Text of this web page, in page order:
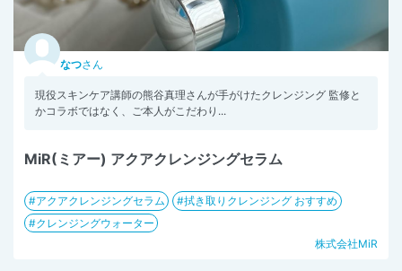
なつさん
現役スキンケア講師の熊谷真理さんが手がけたクレンジング 監修と
かコラボではなく、ご本人がこだわり...
MiR(ミアー) アクアクレンジングセラム
アクアクレンジングセラム
拭き取りクレンジング おすすめ
クレンジングウォーター
株式会社MiR